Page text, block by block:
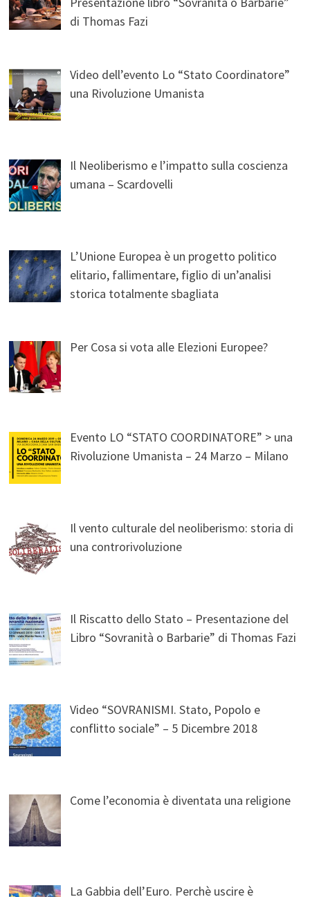
di Thomas Fazi
Video dell’evento Lo “Stato Coordinatore”
una Rivoluzione Umanista
Il Neoliberismo e l’impatto sulla coscienza
umana – Scardovelli
L’Unione Europea è un progetto politico
elitario, fallimentare, figlio di un’analisi
storica totalmente sbagliata
Per Cosa si vota alle Elezioni Europee?
Evento LO “STATO COORDINATORE” > una
Rivoluzione Umanista – 24 Marzo – Milano
Il vento culturale del neoliberismo: storia di
una controrivoluzione
Il Riscatto dello Stato – Presentazione del
Libro “Sovranità o Barbarie” di Thomas Fazi
Video “SOVRANISMI. Stato, Popolo e
conflitto sociale” – 5 Dicembre 2018
Come l’economia è diventata una religione
La Gabbia dell’Euro. Perchè uscire è